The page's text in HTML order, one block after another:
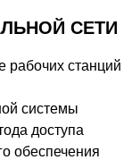
СЕТИ
рабочих станций
системы
доступа
обеспечения